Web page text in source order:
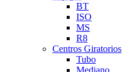
BT
ISO
MS
R8
Centros Giratorios
Tubo
Mediano